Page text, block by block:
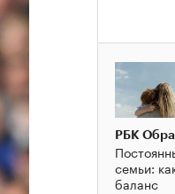
РБК
семьи:
баланс